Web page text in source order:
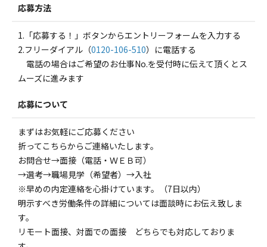
応募方法
1.「応募する！」ボタンからエントリーフォームを入力する
2.フリーダイアル（0120-106-510）に電話する
電話の場合はご希望のお仕事No.を受付時に伝えて頂くとス
ムーズに進みます
応募について
まずはお気軽にご応募ください
折ってこちらからご連絡いたします。
お問合せ→面接（電話・ＷＥＢ可）
→選考→職場見学（希望者）→入社
※早めの内定連絡を心掛けています。（7日以内）
明示すべき労働条件の詳細については面談時にお伝え致しま
す。
リモート面接、対面での面接 どちらでも対応しておりま